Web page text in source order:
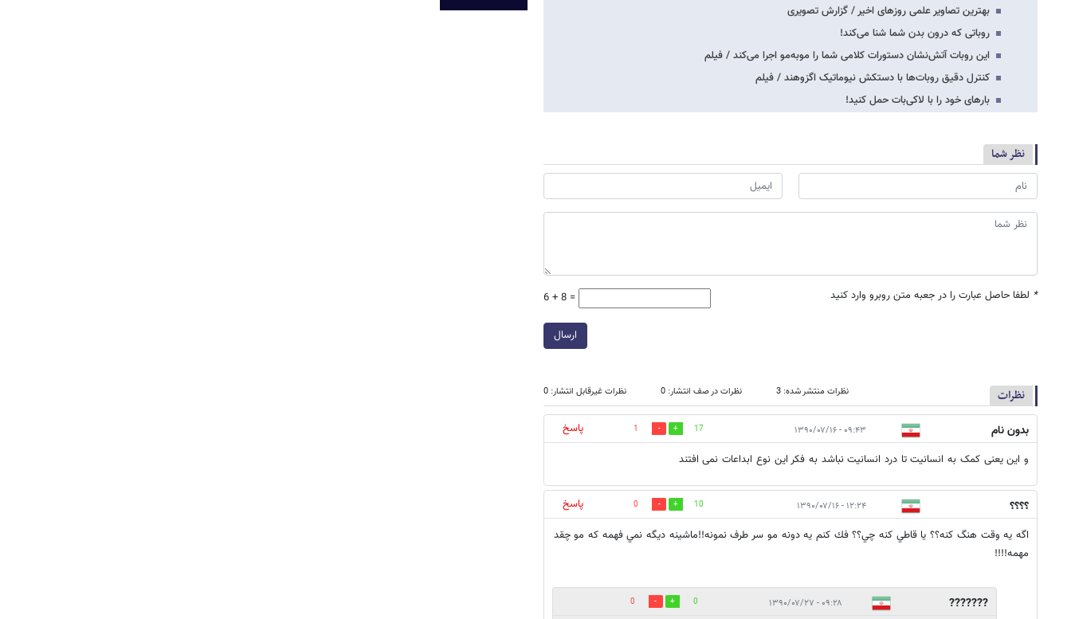
بهترین تصاویر علمی روزهای اخیر / گزارش تصویری
روباتی که درون بدن شما شنا می‌کند!
این روبات آتش‌نشان دستورات کلامی شما را موبه‌مو اجرا می‌کند / فیلم
کنترل دقیق روبات‌ها با دستکش نیوماتیک اگزوهند / فیلم
بارهای خود را با لاکی‌بات حمل کنید!
نظر شما
* لطفا حاصل عبارت را در جعبه متن روبرو وارد کنید 6 + 8 =
ارسال
نظرات نظرات منتشر شده: 3 نظرات در صف انتشار: 0 نظرات غیرقابل انتشار: 0
بدون نام ۰۹:۴۳ - ۱۳۹۰/۰۷/۱۶ 17
1
پاسخ
و این یعنی کمک به انسانیت تا درد انسانیت نباشد به فکر این نوع ابداعات نمی افتند
؟؟؟؟ ۱۲:۲۴ - ۱۳۹۰/۰۷/۱۶ 10
0
پاسخ
اگه يه وقت هنگ كنه؟؟ يا قاطي كنه چي؟؟ فك كنم يه دونه مو سر طرف نمونه!!ماشينه ديگه نمي فهمه كه مو چقد
مهمه!!!!
??????? ۰۹:۲۸ - ۱۳۹۰/۰۷/۲۷ 0
0